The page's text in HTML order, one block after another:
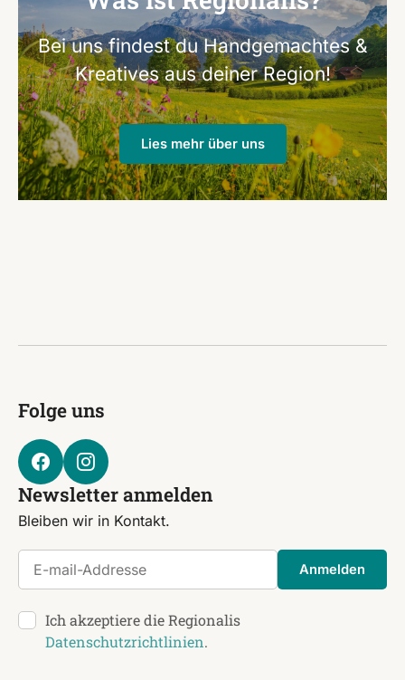
Bei uns findest du Handgemachtes &
Kreatives aus deiner Region!
Lies mehr über uns
Folge uns
Newsletter anmelden
Bleiben wir in Kontakt.
E-mail-Addresse
Anmelden
Ich akzeptiere die Regionalis
Datenschutzrichtlinien.